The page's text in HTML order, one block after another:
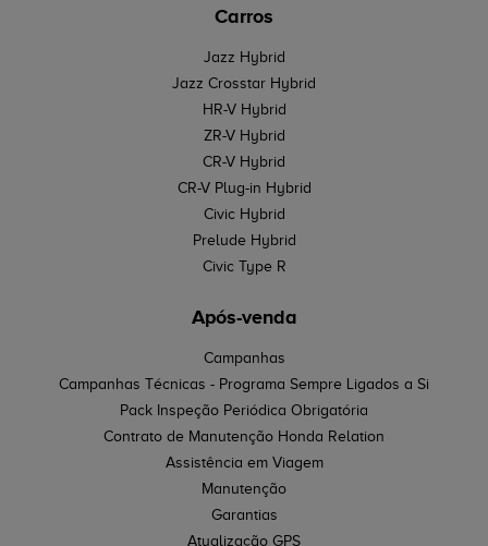
Carros
Jazz Hybrid
Jazz Crosstar Hybrid
HR-V Hybrid
ZR-V Hybrid
CR-V Hybrid
CR-V Plug-in Hybrid
Civic Hybrid
Prelude Hybrid
Civic Type R
Após-venda
Campanhas
Campanhas Técnicas - Programa Sempre Ligados a Si
Pack Inspeção Periódica Obrigatória
Contrato de Manutenção Honda Relation
Assistência em Viagem
Manutenção
Garantias
Atualização GPS